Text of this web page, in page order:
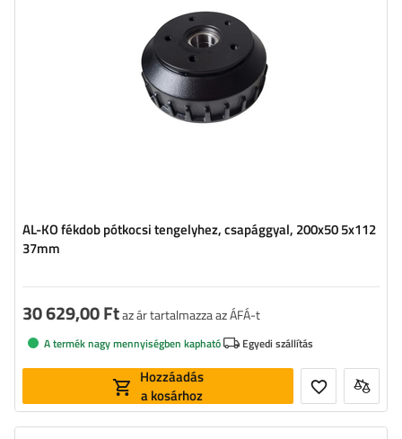
AL-KO fékdob pótkocsi tengelyhez, csapággyal, 200x50 5x112
37mm
30 629,00 Ftaz ár tartalmazza az ÁFÁ-t
A termék nagy mennyiségben kapható Egyedi szállítás
Hozzáadás
a kosárhoz